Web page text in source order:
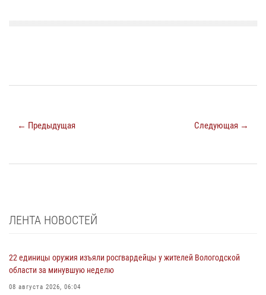
← Предыдущая Следующая →
ЛЕНТА НОВОСТЕЙ
22 единицы оружия изъяли росгвардейцы у жителей Вологодской
области за минувшую неделю
08 августа 2026, 06:04